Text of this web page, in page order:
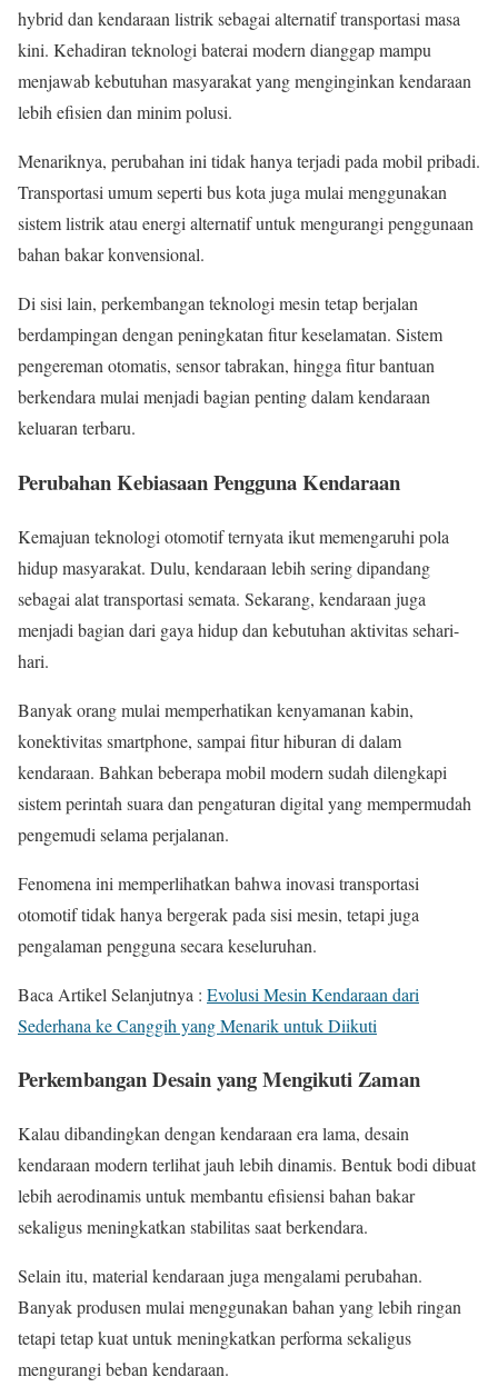
hybrid dan kendaraan listrik sebagai alternatif transportasi masa
kini. Kehadiran teknologi baterai modern dianggap mampu
menjawab kebutuhan masyarakat yang menginginkan kendaraan
lebih efisien dan minim polusi.
Menariknya, perubahan ini tidak hanya terjadi pada mobil pribadi.
Transportasi umum seperti bus kota juga mulai menggunakan
sistem listrik atau energi alternatif untuk mengurangi penggunaan
bahan bakar konvensional.
Di sisi lain, perkembangan teknologi mesin tetap berjalan
berdampingan dengan peningkatan fitur keselamatan. Sistem
pengereman otomatis, sensor tabrakan, hingga fitur bantuan
berkendara mulai menjadi bagian penting dalam kendaraan
keluaran terbaru.
Perubahan Kebiasaan Pengguna Kendaraan
Kemajuan teknologi otomotif ternyata ikut memengaruhi pola
hidup masyarakat. Dulu, kendaraan lebih sering dipandang
sebagai alat transportasi semata. Sekarang, kendaraan juga
menjadi bagian dari gaya hidup dan kebutuhan aktivitas sehari-
hari.
Banyak orang mulai memperhatikan kenyamanan kabin,
konektivitas smartphone, sampai fitur hiburan di dalam
kendaraan. Bahkan beberapa mobil modern sudah dilengkapi
sistem perintah suara dan pengaturan digital yang mempermudah
pengemudi selama perjalanan.
Fenomena ini memperlihatkan bahwa inovasi transportasi
otomotif tidak hanya bergerak pada sisi mesin, tetapi juga
pengalaman pengguna secara keseluruhan.
Baca Artikel Selanjutnya : Evolusi Mesin Kendaraan dari
Sederhana ke Canggih yang Menarik untuk Diikuti
Perkembangan Desain yang Mengikuti Zaman
Kalau dibandingkan dengan kendaraan era lama, desain
kendaraan modern terlihat jauh lebih dinamis. Bentuk bodi dibuat
lebih aerodinamis untuk membantu efisiensi bahan bakar
sekaligus meningkatkan stabilitas saat berkendara.
Selain itu, material kendaraan juga mengalami perubahan.
Banyak produsen mulai menggunakan bahan yang lebih ringan
tetapi tetap kuat untuk meningkatkan performa sekaligus
mengurangi beban kendaraan.